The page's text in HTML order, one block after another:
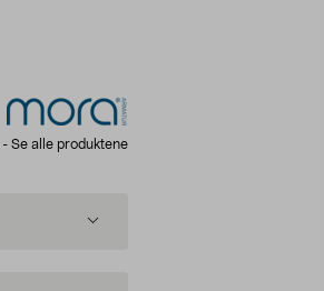
- Se alle produktene